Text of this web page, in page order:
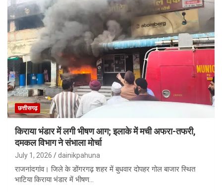
छत्तीसगढ़
किराया भंडार में लगी भीषण आग; इलाके में मची अफरा-तफरी,
दमकल विभाग ने संभाला मोर्चा
July 1, 2026 dainikpahuna
राजनांदगांव। जिले के डोंगरगढ़ शहर में बुधवार दोपहर गोल बाजार स्थित
भाटिया किराया भंडार में भीषण…